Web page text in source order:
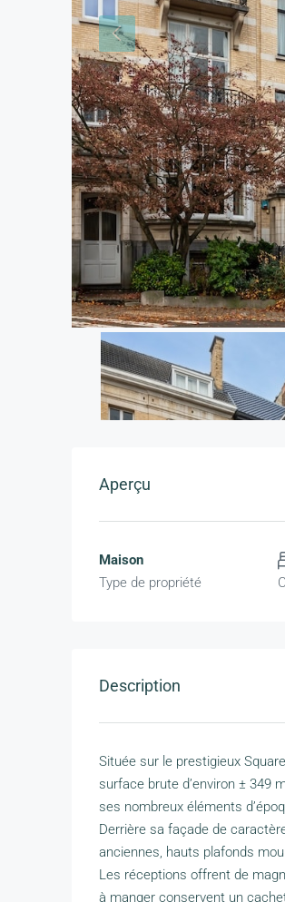
Aperçu
Maison
Type de propriété
Description
Située sur le prestigieux
surface brute d’environ ± 349
ses nombreux éléments
Derrière sa façade de
anciennes, hauts plafonds
Les réceptions offrent de
à manger conservent un